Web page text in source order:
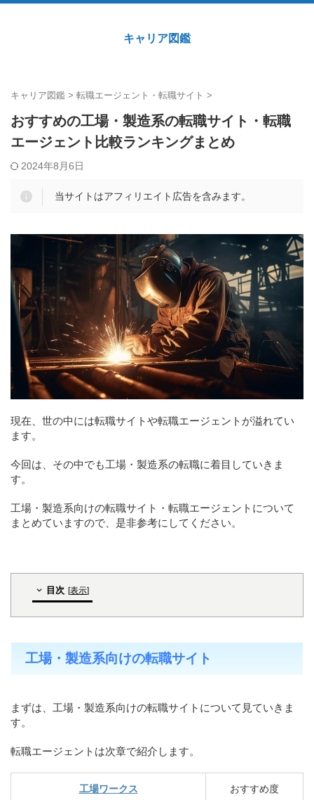
キャリア図鑑
キャリア図鑑 > 転職エージェント・転職サイト >
おすすめの工場・製造系の転職サイト・転職
エージェント比較ランキングまとめ
2024年8月6日
当サイトはアフィリエイト広告を含みます。
現在、世の中には転職サイトや転職エージェントが溢れてい
ます。
今回は、その中でも工場・製造系の転職に着目していきま
す。
工場・製造系向けの転職サイト・転職エージェントについて
まとめていますので、是非参考にしてください。
目次 [表示]
工場・製造系向けの転職サイト
まずは、工場・製造系向けの転職サイトについて見ていきま
す。
転職エージェントは次章で紹介します。
工場ワークス
おすすめ度